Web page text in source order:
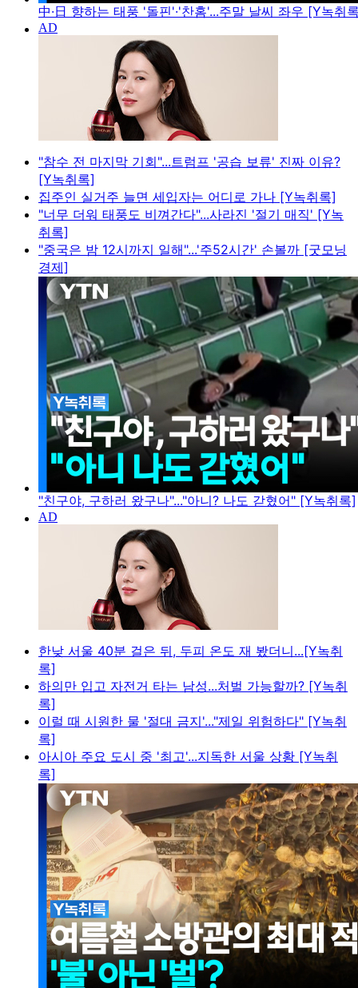
中·日 향하는 태풍 '돌핀'·'찬홈'...주말 날씨 좌우 [Y녹취
"참수 전 마지막 기회"...트럼프 '공습 보류' 진짜 이유?
[Y녹취록]
집주인 실거주 늘면 세입자는 어디로 가나 [Y녹취록]
"너무 더워 태풍도 비껴간다"...사라진 '절기 매직' [Y녹
취록]
"중국은 밤 12시까지 일해"...'주52시간' 손볼까 [굿모닝
경제]
"친구야, 구하러 왔구나"..."아니? 나도 갇혔어" [Y녹취록]
한낮 서울 40분 걸은 뒤, 두피 온도 재 봤더니...[Y녹취
록]
하의만 입고 자전거 타는 남성...처벌 가능할까? [Y녹취
록]
이럴 때 시원한 물 '절대 금지'..."제일 위험하다" [Y녹취
록]
아시아 주요 도시 중 '최고'...지독한 서울 상황 [Y녹취
록]